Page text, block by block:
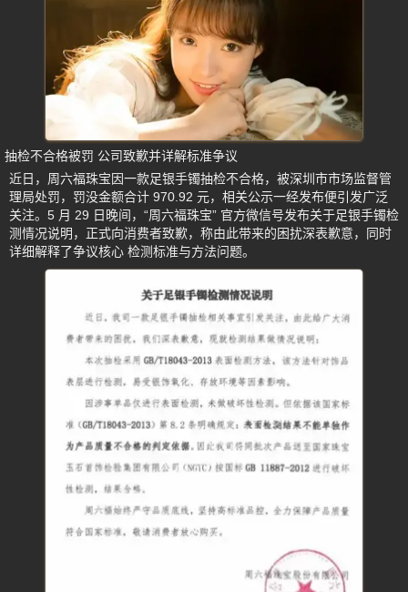
抽检不合格被罚 公司致歉并详解标准争议
近日，周六福珠宝因一款足银手镯抽检不合格，被深圳市市场监督管
理局处罚，罚没金额合计 970.92 元，相关公示一经发布便引发广泛
关注。5 月 29 日晚间，“周六福珠宝” 官方微信号发布关于足银手镯检
测情况说明，正式向消费者致歉，称由此带来的困扰深表歉意，同时
详细解释了争议核心 检测标准与方法问题。